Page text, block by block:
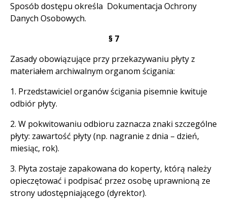
Sposób dostępu określa Dokumentacja Ochrony
Danych Osobowych.
§ 7
Zasady obowiązujące przy przekazywaniu płyty z
materiałem archiwalnym organom ścigania:
1. Przedstawiciel organów ścigania pisemnie kwituje
odbiór płyty.
2. W pokwitowaniu odbioru zaznacza znaki szczególne
płyty: zawartość płyty (np. nagranie z dnia – dzień,
miesiąc, rok).
3. Płyta zostaje zapakowana do koperty, którą należy
opieczętować i podpisać przez osobę uprawnioną ze
strony udostępniającego (dyrektor).